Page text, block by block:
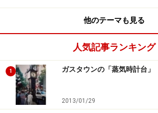
他のテーマも見る
人気記事ランキング
1 ガスタウンの「蒸気時計台」
2013/01/29